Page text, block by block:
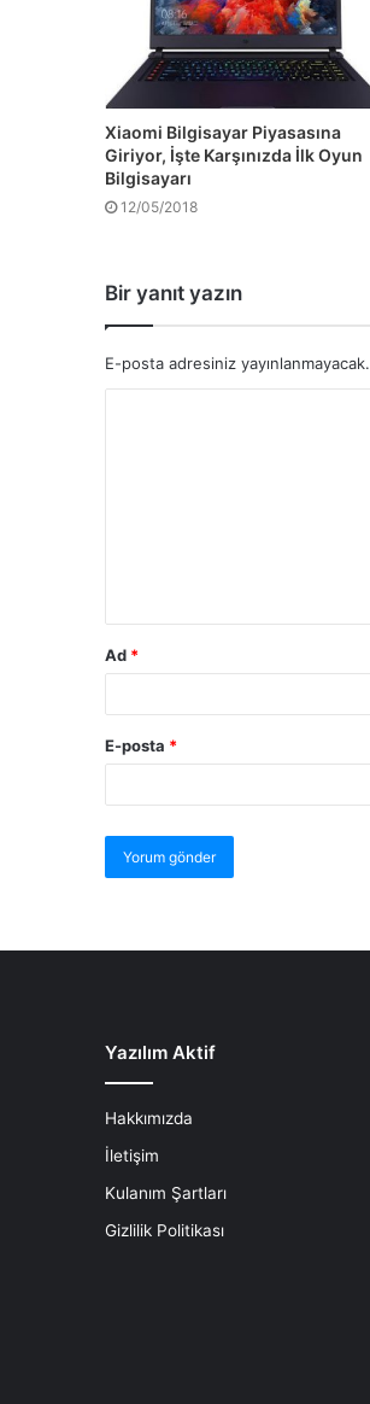
Xiaomi Bilgisayar Piyasasına
Giriyor, İşte Karşınızda İlk Oyun
Bilgisayarı
12/05/2018
Bir yanıt yazın
E-posta adresiniz yayınlanmayacak.
Ad *
E-posta *
Yazılım Aktif
Hakkımızda
İletişim
Kulanım Şartları
Gizlilik Politikası